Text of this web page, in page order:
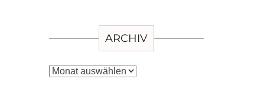
ARCHIV
Archiv